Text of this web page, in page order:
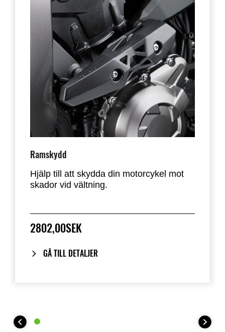
Ramskydd
Hjälp till att skydda din motorcykel mot
skador vid vältning.
2802,00SEK
GÅ TILL DETALJER